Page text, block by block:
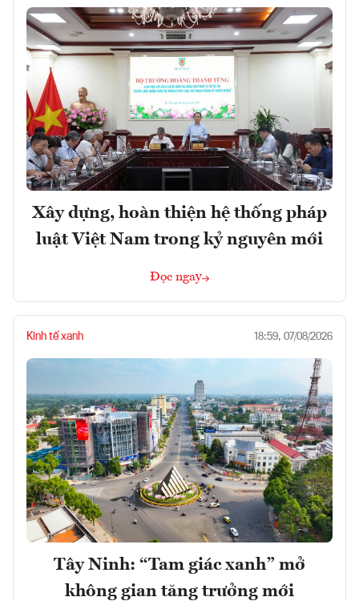
Xây dựng, hoàn thiện hệ thống pháp
luật Việt Nam trong kỷ nguyên mới
Đọc ngay
Kinh tế xanh 18:59, 07/08/2026
Tây Ninh: “Tam giác xanh” mở
không gian tăng trưởng mới